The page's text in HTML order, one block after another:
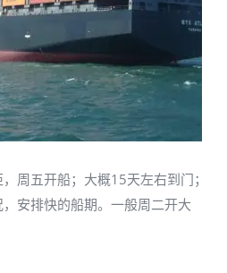
周五开船；大概15天左右到门；
安排快的船期。一般周二开大